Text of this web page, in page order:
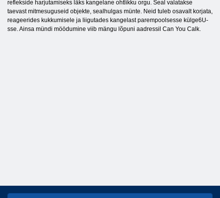
reflekside harjutamiseks läks kangelane ohtlikku orgu. Seal valatakse
taevast mitmesuguseid objekte, sealhulgas münte. Neid tuleb osavalt korjata,
reageerides kukkumisele ja liigutades kangelast parempoolsesse külge6U-
sse. Ainsa mündi möödumine viib mängu lõpuni aadressil Can You Calk.